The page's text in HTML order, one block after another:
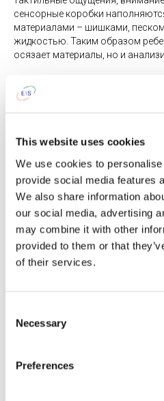
This website uses cookies
We use cookies to
provide social media features
We also share information
our social media, advertising
may combine it with other
provided to them or that
of their services.
Selection
Necessary
Preferences
сенсорные коробки
материалами – шишками,
жидкостью. Таким образом
осязает материалы, но и
при этом сами углубляются в
Exupery по ссылке:https://
See also